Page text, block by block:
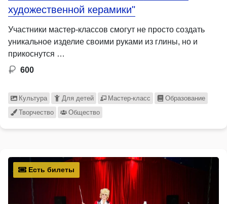
художественной керамики"
Участники мастер-классов смогут не просто создать
уникальное изделие своими руками из глины, но и
прикоснутся …
600
Культура Для детей Мастер-класс
Образование
Творчество
Общество
Есть билеты